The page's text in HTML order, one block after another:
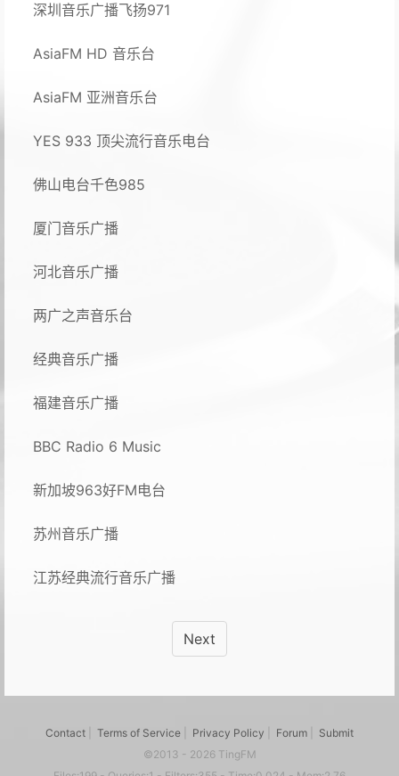
深圳音乐广播飞扬971
AsiaFM HD 音乐台
AsiaFM 亚洲音乐台
YES 933 顶尖流行音乐电台
佛山电台千色985
厦门音乐广播
河北音乐广播
两广之声音乐台
经典音乐广播
福建音乐广播
BBC Radio 6 Music
新加坡963好FM电台
苏州音乐广播
江苏经典流行音乐广播
Next
Contact Terms of Service Privacy Policy Forum
Submit
©2013 - 2026 TingFM